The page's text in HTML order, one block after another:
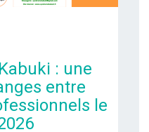
: une
entre
le